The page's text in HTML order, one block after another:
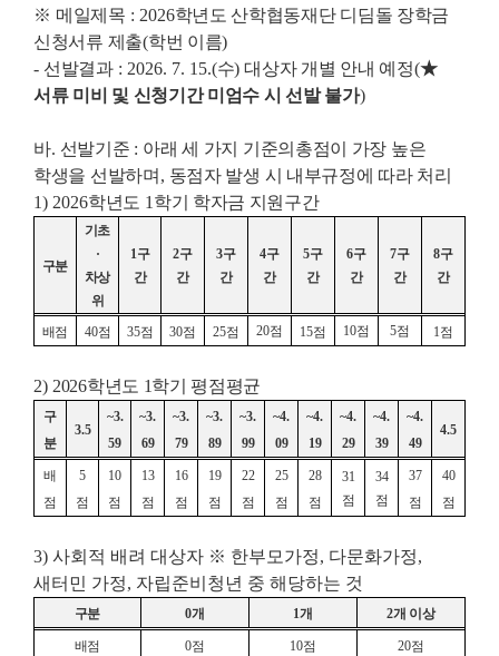
※ 메일제목 : 2026학년도 산학협동재단 디딤돌 장학금
신청서류 제출(학번 이름)
- 선발결과 : 2026. 7. 15.(수)대상자 개별 안내 예정(★
서류 미비 및 신청기간 미엄수 시 선발 불가)
바. 선발기준 : 아래 세 가지 기준의총점이 가장 높은
학생을 선발하며 , 동점자 발생 시 내부규정에 따라 처리
1) 2026학년도 1 학기 학자금 지원구간
구분
기초
·
차상
위
1구
간
2구
간
3구
간
4구
간
5구
간
6구
간
7구
간
8구
간
배점 40점 35점 30점 25점 20점 15점 10점 5점 1점
2) 2026학년도 1학기 평점평균
구
분
3.5
~3.
59
~3.
69
~3.
79
~3.
89
~3.
99
~4.
09
~4.
19
~4.
29
~4.
39
~4.
49
4.5
배
점
5
점
10
점
13
점
16
점
19
점
22
점
25
점
28
점
31
점
34
점
37
점
40
점
3) 사회적 배려 대상자 ※ 한부모가정, 다문화가정,
새터민 가정, 자립준비청년 중 해당하는 것
구분 0개 1개 2개 이상
배점 0점 10점 20점